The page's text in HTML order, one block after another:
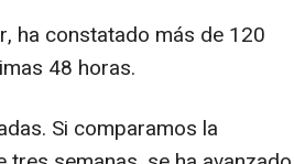
ha constatado más de 120
48 horas.
Si comparamos la